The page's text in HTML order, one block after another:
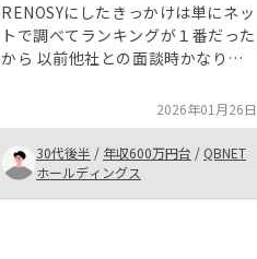
RENOSYにしたきっかけは単にネッ
トで調べてランキングが１番だった
から 以前他社との面談時かなりの
ハッキリしてから連絡してくれと言
われ同じような感じであれば断るつ
もりであった 担当者さんはすごく
丁寧で良かった まわりの人は金額
的なものから株式よりリスクが大き
2026年01月26日
30代後半 / 年収600万円台 / QBNET
ホールディングス